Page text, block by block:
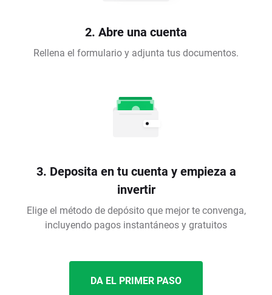
2. Abre una cuenta
Rellena el formulario y adjunta tus documentos.
3. Deposita en tu cuenta y empieza a
invertir
Elige el método de depósito que mejor te convenga,
incluyendo pagos instantáneos y gratuitos
DA EL PRIMER PASO